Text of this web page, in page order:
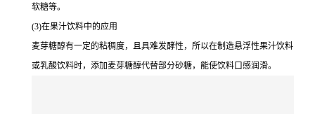
软糖等。
(3)在果汁饮料中的应用
麦芽糖醇有一定的粘稠度，且具难发酵性，所以在制造悬浮性果汁饮料
或乳酸饮料时，添加麦芽糖醇代替部分砂糖，能使饮料口感润滑。